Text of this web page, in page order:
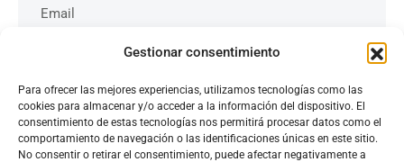
Gestionar consentimiento
Para ofrecer las mejores experiencias, utilizamos tecnologías como las
cookies para almacenar y/o acceder a la información del dispositivo. El
consentimiento de estas tecnologías nos permitirá procesar datos como el
comportamiento de navegación o las identificaciones únicas en este sitio.
No consentir o retirar el consentimiento, puede afectar negativamente a